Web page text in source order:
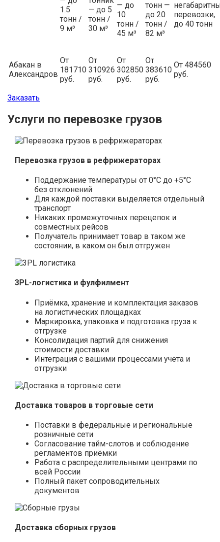
1.5
тонн /
9 м³
— до 5
тонн /
30 м³
— до
10
тонн /
45 м³
тонн —
до 20
тонн /
82 м³
перевозки,
до 40 тонн
Абакан в
Александров
От
181710
руб.
От
310926
руб.
От
302850
руб.
От
383610
руб.
От 484560
руб.
Заказать
Услуги по перевозке грузов
Перевозка грузов в рефрижераторах
Поддержание температуры от 0°С до +5°С
без отклонений
Для каждой поставки выделяется отдельный
транспорт
Никаких промежуточных перецепок и
совместных рейсов
Получатель принимает товар в таком же
состоянии, в каком он был отгружен
3PL-логистика и фулфилмент
Приёмка, хранение и комплектация заказов
на логистических площадках
Маркировка, упаковка и подготовка груза к
отгрузке
Консолидация партий для снижения
стоимости доставки
Интеграция с вашими процессами учёта и
отгрузки
Доставка товаров в торговые сети
Поставки в федеральные и региональные
розничные сети
Согласование тайм-слотов и соблюдение
регламентов приёмки
Работа с распределительными центрами по
всей России
Полный пакет сопроводительных
документов
Доставка сборных грузов